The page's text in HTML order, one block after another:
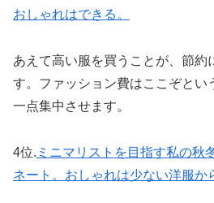
おしゃれはできる。
あえて高い服を買うことが、節約
す。ファッション費はここぞとい
一点集中させます。
4位. ミニマリストを目指す私の秋
ネート。おしゃれは少ない洋服か